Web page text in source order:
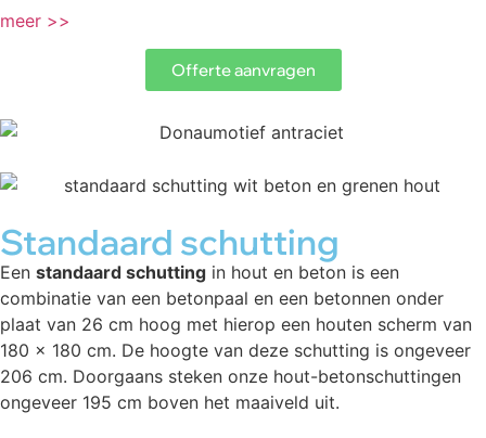
meer >>
Offerte aanvragen
Standaard schutting
Een standaard schutting in hout en beton is een
combinatie van een betonpaal en een betonnen onder
plaat van 26 cm hoog met hierop een houten scherm van
180 x 180 cm. De hoogte van deze schutting is ongeveer
206 cm. Doorgaans steken onze hout-betonschuttingen
ongeveer 195 cm boven het maaiveld uit.